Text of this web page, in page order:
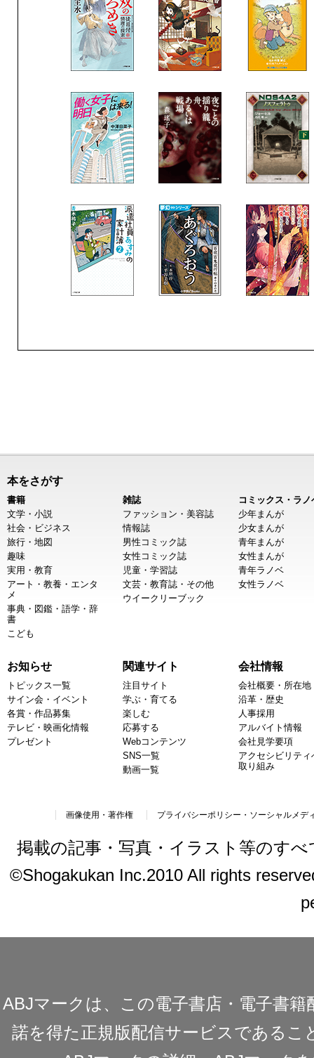
本をさがす
書籍
文学・小説
社会・ビジネス
旅行・地図
趣味
実用・教育
アート・教養・エンタ
メ
事典・図鑑・語学・辞
書
こども
雑誌
ファッション・美容誌
情報誌
男性コミック誌
女性コミック誌
児童・学習誌
文芸・教育誌・その他
ウイークリーブック
コミックス・ラノ
少年まんが
少女まんが
青年まんが
女性まんが
青年ラノベ
女性ラノベ
お知らせ
トピックス一覧
サイン会・イベント
各賞・作品募集
テレビ・映画化情報
プレゼント
関連サイト
注目サイト
学ぶ・育てる
楽しむ
応募する
Webコンテンツ
SNS一覧
動画一覧
会社情報
会社概要・所在地
沿革・歴史
人事採用
アルバイト情報
会社見学要項
アクセシビリティ
取り組み
画像使用・著作権 プライバシーポリシー・ソーシャルメデ
掲載の記事・写真・イラスト等のす
©Shogakukan Inc.2010 All rights
ABJマークは、この電子書店・電子書
諾を得た正規版配信サービスであるこ